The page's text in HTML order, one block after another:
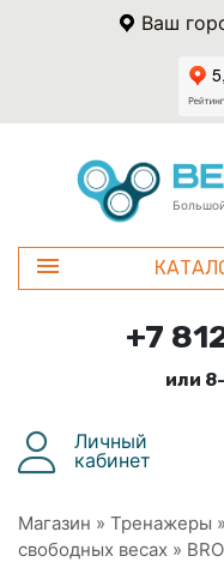
Ваш
+7
или
Личный
кабинет
Магазин » Тренажеры »
свободных весах »